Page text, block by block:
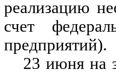
реализацию
счет
предприятий).
23 июня на